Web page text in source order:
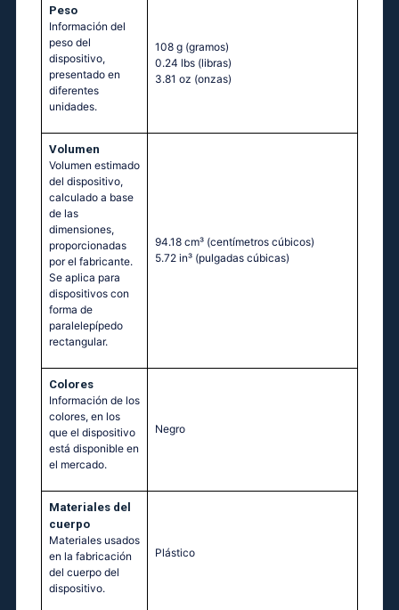
Peso
Información del
peso del
dispositivo,
presentado en
diferentes
unidades.
108 g (gramos)
0.24 lbs (libras)
3.81 oz (onzas)
Volumen
Volumen estimado
del dispositivo,
calculado a base
de las
dimensiones,
proporcionadas
por el fabricante.
Se aplica para
dispositivos con
forma de
paralelepípedo
rectangular.
94.18 cm³ (centímetros cúbicos)
5.72 in³ (pulgadas cúbicas)
Colores
Información de los
colores, en los
que el dispositivo
está disponible en
el mercado.
Negro
Materiales del
cuerpo
Materiales usados
en la fabricación
del cuerpo del
dispositivo.
Plástico